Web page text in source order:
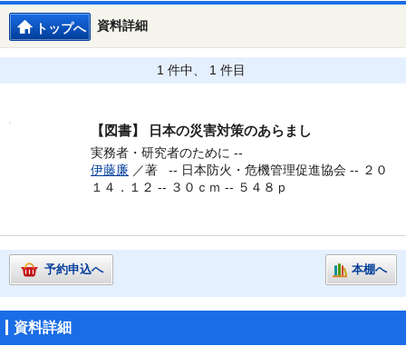
資料詳細
トップへ
1 件中、 1 件目
【図書】 日本の災害対策のあらまし
実務者・研究者のために --
伊藤廉 ／著 -- 日本防火・危機管理促進協会 -- ２０
１４．１２ -- ３０ｃｍ -- ５４８ｐ
予約申込へ 本棚へ
資料詳細